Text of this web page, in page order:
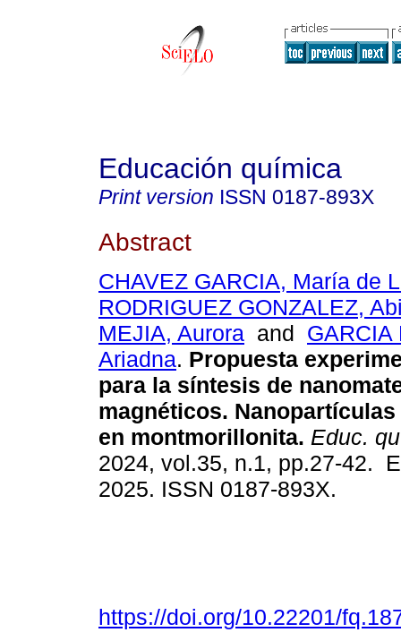
Educación química
Print version ISSN 0187-893X
Abstract
CHAVEZ GARCIA, María de
RODRIGUEZ GONZALEZ,
MEJIA, Aurora and GARCIA
Ariadna. Propuesta
para la síntesis de
magnéticos.
en montmorillonita. Educ.
2024, vol.35, n.1, pp.27-42.
2025. ISSN 0187-893X.
https://doi.org/10.22201/